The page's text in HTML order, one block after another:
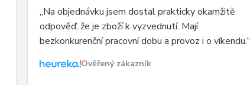
„Na objednávku jsem dostal prakticky okamžitě
odpověď, že je zboží k vyzvednutí. Mají
bezkonkurenční pracovní dobu a provoz i o víkendu.“
Ověřený zákazník